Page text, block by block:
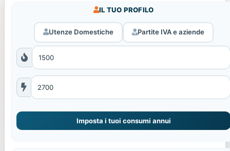
IL TUO PROFILO
Utenze Domestiche Partite IVA e aziende
Imposta i tuoi consumi annui